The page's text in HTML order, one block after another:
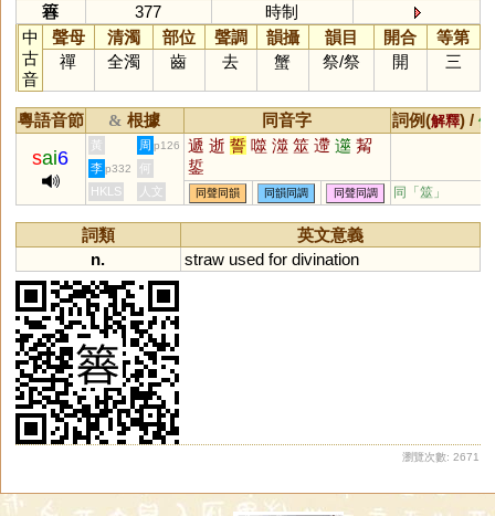
簭
377
時制
中
古
音
聲母 清濁 部位 聲調 韻攝 韻目 開合
等第
禪
全濁 齒 去 蟹 祭/祭 開 三
粵語音節 & 根據 同音字 詞例(解釋) /
sai6
黃 周 p126 遞 逝 誓 噬 澨 筮 遰 遾 觢
銴
李 p332
何
HKLS
人文 同聲同韻 同韻同調 同聲同調 同「筮 」
詞類
英文意義
n.
straw used for divination
瀏覽次數: 2671